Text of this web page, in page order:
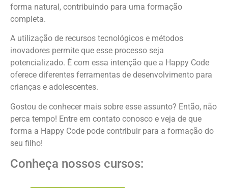
forma natural, contribuindo para uma formação
completa.
A utilização de recursos tecnológicos e métodos
inovadores permite que esse processo seja
potencializado. É com essa intenção que a Happy Code
oferece diferentes ferramentas de desenvolvimento para
crianças e adolescentes.
Gostou de conhecer mais sobre esse assunto? Então, não
perca tempo! Entre em contato conosco e veja de que
forma a Happy Code pode contribuir para a formação do
seu filho!
Conheça nossos cursos: